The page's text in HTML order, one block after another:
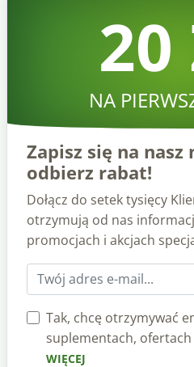
20
NA
Zapisz się na
odbierz rabat!
Dołącz do setek tysięcy
otrzymują od nas
promocjach i akcjach
Tak, chcę otrzymywać
suplementach,
WIĘCEJ